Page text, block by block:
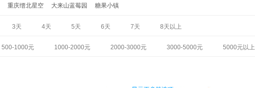
重庆缙北星空 大来山蓝莓园 糖果小镇
3天 4天 5天 6天 7天 8天以上
500-1000元 1000-2000元 2000-3000元 3000-5000元 5000元以上